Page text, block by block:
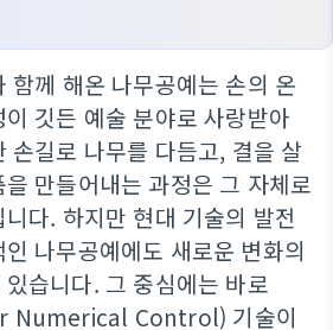
함께 해온 나무공예는 손의 온
깃든 예술 분야로 사랑받아
손길로 나무를 다듬고, 결을 살
만들어내는 과정은 그 자체로
다. 하지만 현대 기술의 발전
나무공예에도 새로운 변화의
습니다. 그 중심에는 바로
Numerical Control) 기술이